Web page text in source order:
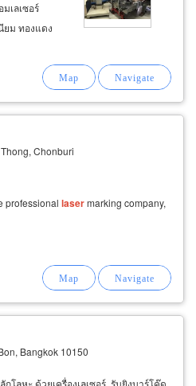
เลเซอร์
ยม ทองแดง
ด์ เชื่อมแม่พิมพ์
กผิวแม่พิมพ์
Chonburi
professional lasermarking company,
Bangkok 10150
กโลหะ ด้วยเครื่องเลเซอร์, รับยิงบาร์โค๊ด